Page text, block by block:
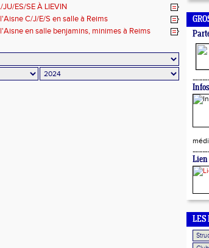
ES/SE À LIEVIN
C/J/E/S en salle à Reims
en salle benjamins, minimes à Reims
Infos
Lien
LES